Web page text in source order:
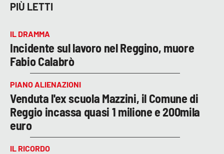
PIÙ LETTI
IL DRAMMA
Incidente sul lavoro nel Reggino, muore
Fabio Calabrò
PIANO ALIENAZIONI
Venduta l'ex scuola Mazzini, il Comune di
Reggio incassa quasi 1 milione e 200mila
euro
IL RICORDO